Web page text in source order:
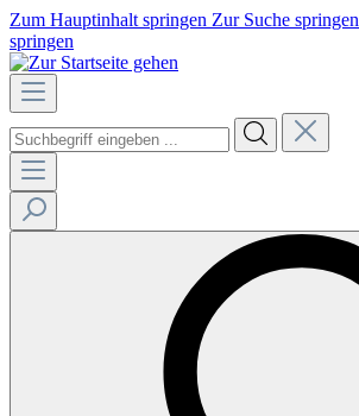
Zum Hauptinhalt springen Zur Suche springen
springen